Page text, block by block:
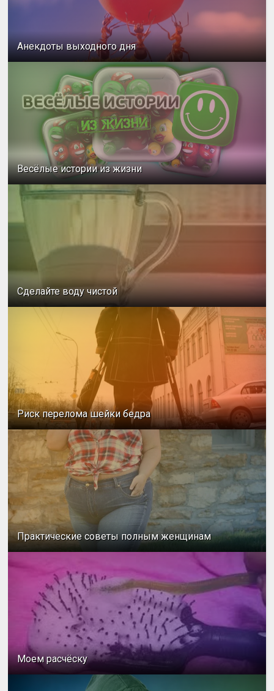
Анекдоты выходного дня
Весёлые истории из жизни
Сделайте воду чистой
Риск перелома шейки бедра
Практические советы полным женщинам
Моем расчёску